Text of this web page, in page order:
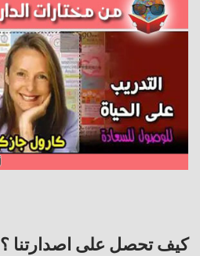
كيف تحصل على اصدارتنا ؟